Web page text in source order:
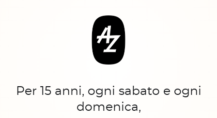
Per 15 anni, ogni sabato e ogni
domenica,